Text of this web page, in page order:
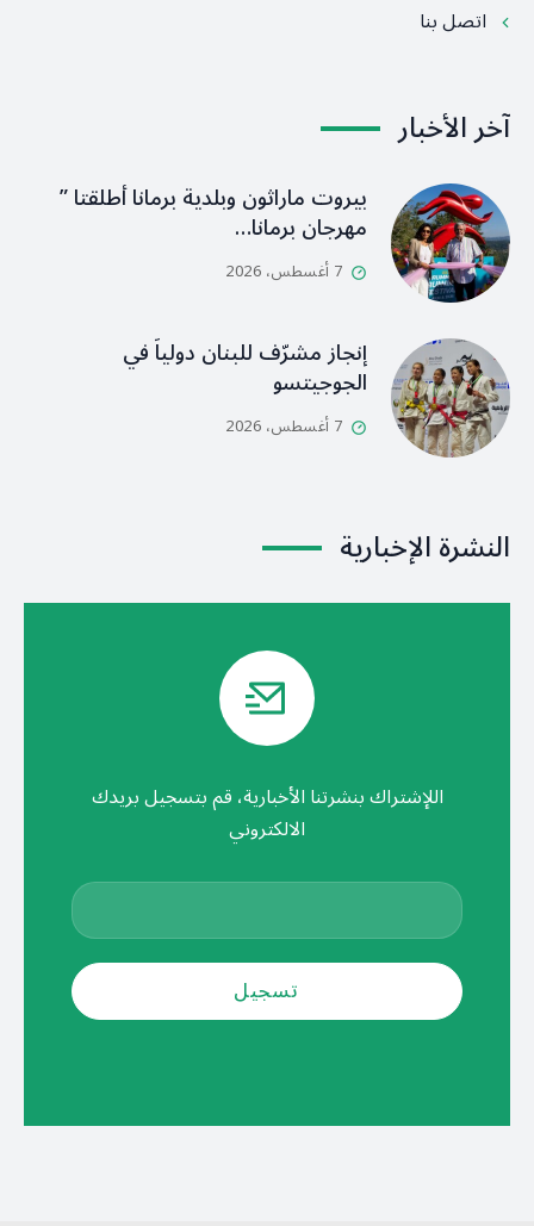
اتصل بنا
آخر الأخبار
بيروت ماراثون وبلدية برمانا أطلقتا ”
مهرجان برمانا…
7 أغسطس، 2026
إنجاز مشرّف للبنان دولياً في
الجوجيتسو
7 أغسطس، 2026
النشرة الإخبارية
اللإشتراك بنشرتنا الأخبارية، قم بتسجيل بريدك
الالكتروني